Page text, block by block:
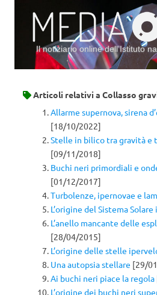
Il notiziario online dell’Istituto
Articoli relativi a Collasso
Allarme supernova, sirena
[18/10/2022]
Stelle in bilico tra gravità e
[09/11/2018]
Buchi neri primordiali e
[01/12/2017]
Turbolenze, ipernovae e
L’origine del Sistema Solare
L’anello mancante delle
[28/04/2015]
L’origine delle stelle
Una autopsia stellare [29/
Ai buchi neri piace la regola
L’origine dei buchi neri